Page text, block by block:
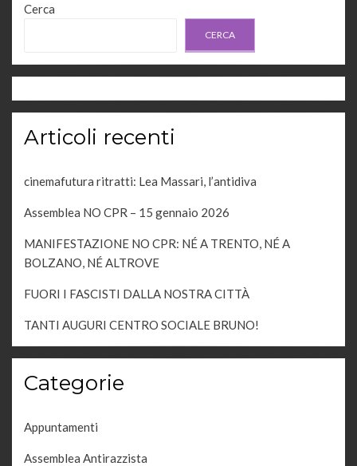
Cerca
CERCA
Articoli recenti
cinemafutura ritratti: Lea Massari, l’antidiva
Assemblea NO CPR – 15 gennaio 2026
MANIFESTAZIONE NO CPR: NÉ A TRENTO, NÉ A
BOLZANO, NÉ ALTROVE
FUORI I FASCISTI DALLA NOSTRA CITTÀ
TANTI AUGURI CENTRO SOCIALE BRUNO!
Categorie
Appuntamenti
Assemblea Antirazzista